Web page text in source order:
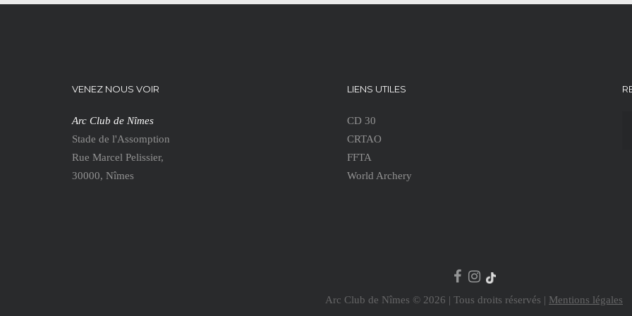
VENEZ NOUS VOIR
Arc Club de Nîmes
Stade de l'Assomption
Rue Marcel Pelissier,
30000, Nîmes
LIENS UTILES
CD 30
CRTAO
FFTA
World Archery
Arc Club de Nîmes © 2026 | Tous droits réservés | Mentions légales